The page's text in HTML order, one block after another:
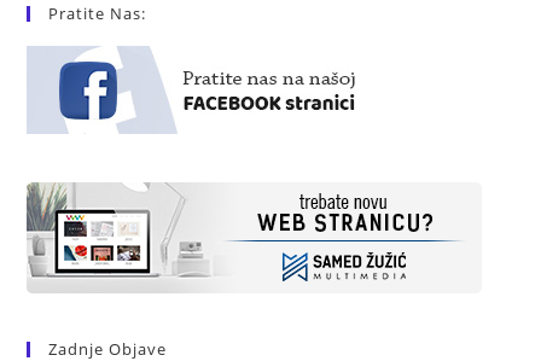
Pratite Nas:
Zadnje Objave